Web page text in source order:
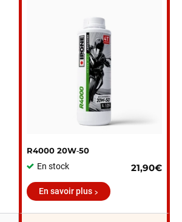
R4000 20W‑50
En stock
21,90€
En savoir plus